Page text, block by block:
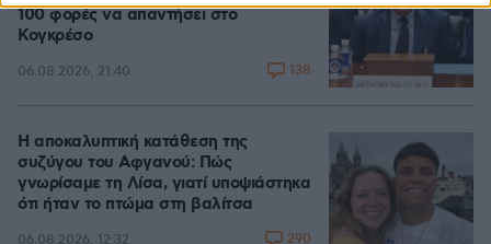
100 φορές να απαντήσει στο
Κογκρέσο
06.08.2026, 21:40 138
Η αποκαλυπτική κατάθεση της
συζύγου του Αφγανού: Πώς
γνωρίσαμε τη Λίσα, γιατί υποψιάστηκα
ότι ήταν το πτώμα στη βαλίτσα
06.08.2026, 12:32 290